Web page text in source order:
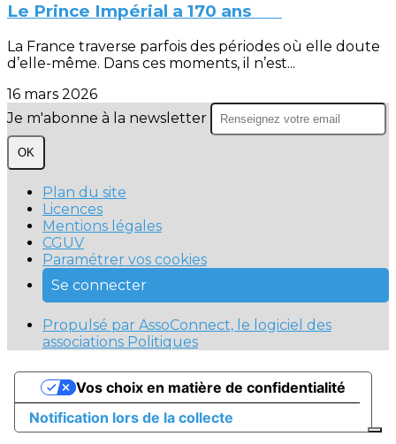
Le Prince Impérial a 170 ans
La France traverse parfois des périodes où elle doute
d’elle-même. Dans ces moments, il n’est...
16 mars 2026
Je m'abonne à la newsletter
OK
Plan du site
Licences
Mentions légales
CGUV
Paramétrer vos cookies
Se connecter
Propulsé par AssoConnect, le logiciel des
associations Politiques
Notification lors de la collecte
Vos choix en matière de confidentialité